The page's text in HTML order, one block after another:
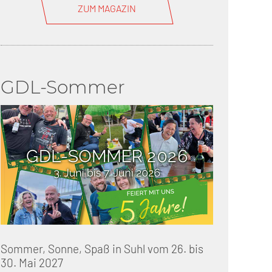
ZUM MAGAZIN
GDL-Sommer
Sommer, Sonne, Spaß in Suhl vom 26. bis
30. Mai 2027